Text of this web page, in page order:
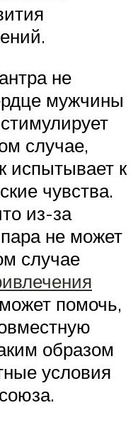
не
мужчины
случае,
испытывает к
чувства.
из-за
не может
случае
помочь,
образом
условия